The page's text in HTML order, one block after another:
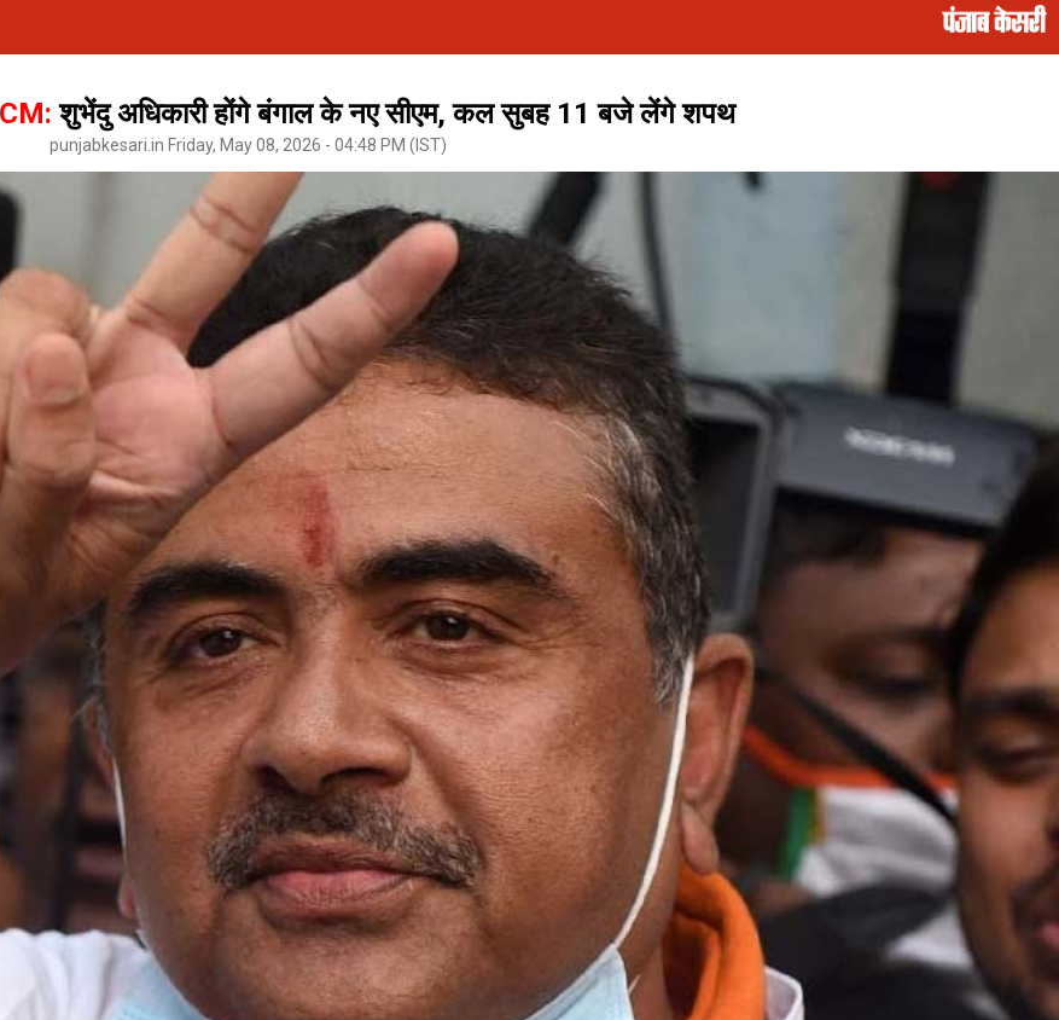
शुभेंदु अधिकारी होंगे बंगाल के नए सीएम, कल सुबह 11 बजे लेंगे शपथ
punjabkesari.in Friday, May 08, 2026 - 04:48 PM (IST)